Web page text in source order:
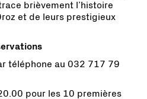
brièvement l’histoire
et de leurs prestigieux
téléphone au 032 717 79
pour les 10 premières